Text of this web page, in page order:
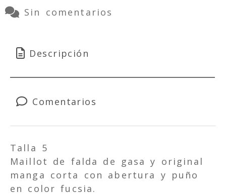
Sin comentarios
Descripción
Comentarios
Talla 5
Maillot de falda de gasa y original
manga corta con abertura y puño
en color fucsia.